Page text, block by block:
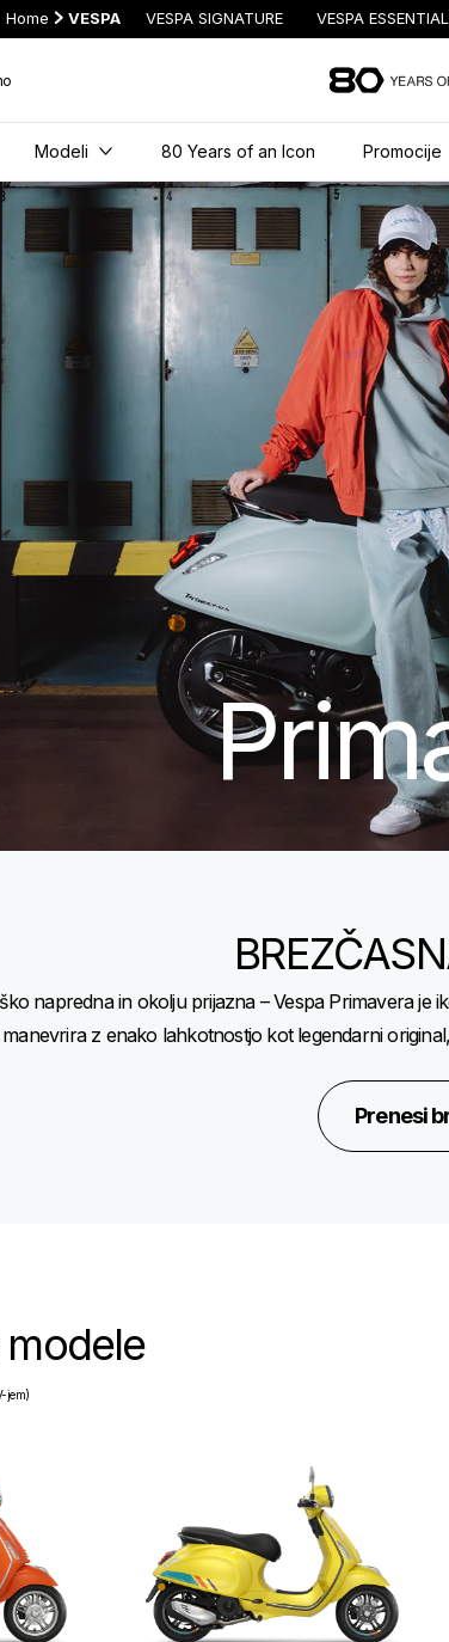
Home VESPA VESPA SIGNATURE VESPA
drobno
Modeli 80 Years of an Icon Promocije
napredna in okolju prijazna – Vespa Primavera je
z enako lahkotnostjo kot legendarni
Prenesi
modele
jem)